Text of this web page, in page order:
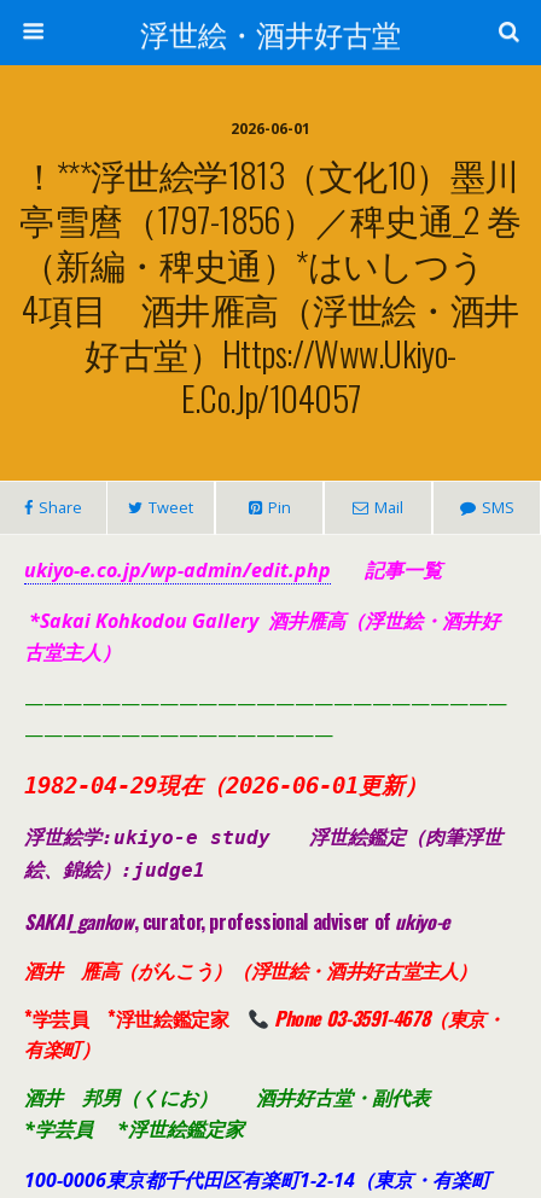
浮世絵・酒井好古堂
2026-06-01
！***浮世絵学1813（文化10）墨川
亭雪麿（1797-1856）／稗史通_2 巻
（新編・稗史通）*はいしつう
4項目 酒井雁高（浮世絵・酒井
好古堂）https://www.ukiyo-
E.co.jp/104057
Share Tweet Pin Mail SMS
ukiyo-e.co.jp/wp-admin/edit.php 記事一覧
*Sakai Kohkodou Gallery 酒井雁高（浮世絵・酒井好
古堂主人）
—————————————————————————
————————————————
1982-04-29現在（2026-06-01 更新）
浮世絵学:ukiyo-e study 浮世絵鑑定（肉筆浮世
絵、錦絵） :judge1
SAKAI_gankow, curator, professional adviser of ukiyo-e
酒井 雁高（がんこう）（浮世絵・酒井好古堂主人）
*学芸員 *浮世絵鑑定家
Phone 03-3591-4678（東京・
有楽町）
酒井 邦男（くにお） 酒井好古堂・副代表
*学芸員 *浮世絵鑑定家
100-0006東京都千代田区有楽町1-2-14（東京・有楽町